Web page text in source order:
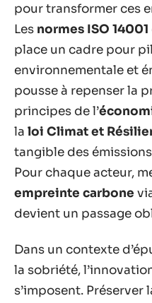
pour transformer ces
Les normes ISO 14001
place un cadre pour
environnementale et
pousse à repenser la
principes de l’
la loi Climat et
tangible des
Pour chaque acteur,
empreinte carbone
devient un passage
Dans un contexte
la sobriété,
s’imposent. Préserver